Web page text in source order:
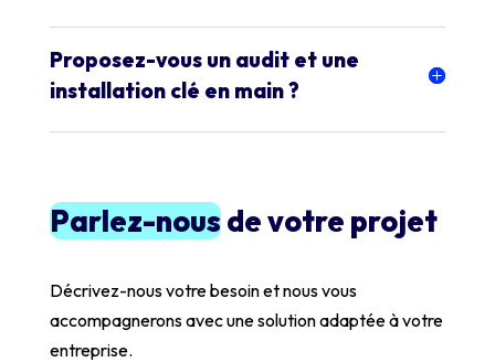
Proposez-vous un audit et une
installation clé en main ?
Parlez-nousde votre projet
Décrivez-nous votre besoin et nous vous
accompagnerons avec une solution adaptée à votre
entreprise.